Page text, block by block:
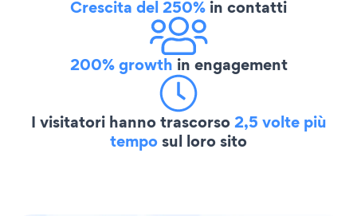
Crescita del 250% in contatti
200% growth in engagement
I visitatori hanno trascorso2,5 volte più
temposul loro sito